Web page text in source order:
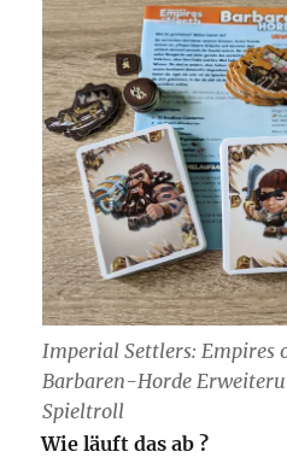
Imperial Settlers: Empires
Barbaren-Horde
Spieltroll
Wie läuft das ab ?